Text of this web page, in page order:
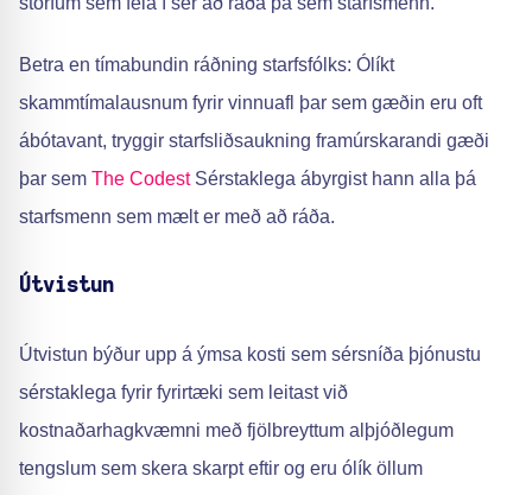
Betra en tímabundin ráðning starfsfólks: Ólíkt
skammtímalausnum fyrir vinnuafl þar sem gæðin eru oft
ábótavant, tryggir starfsliðsaukning framúrskarandi gæði
þar sem The CodestSérstaklega ábyrgist hann alla þá
starfsmenn sem mælt er með að ráða.
Útvistun
Útvistun býður upp á ýmsa kosti sem sérsníða þjónustu
sérstaklega fyrir fyrirtæki sem leitast við
kostnaðarhagkvæmni með fjölbreyttum alþjóðlegum
tengslum sem skera skarpt eftir og eru ólík öllum